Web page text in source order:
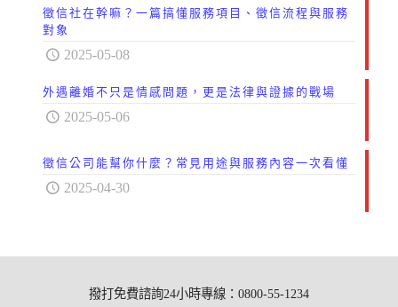
徵信社在幹嘛？一篇搞懂服務項目、徵信流程與服務
對象
2025-05-08
外遇離婚不只是情感問題，更是法律與證據的戰場
2025-05-06
徵信公司能幫你什麼？常見用途與服務內容一次看懂
2025-04-30
撥打免費諮詢24小時專線：0800-55-1234